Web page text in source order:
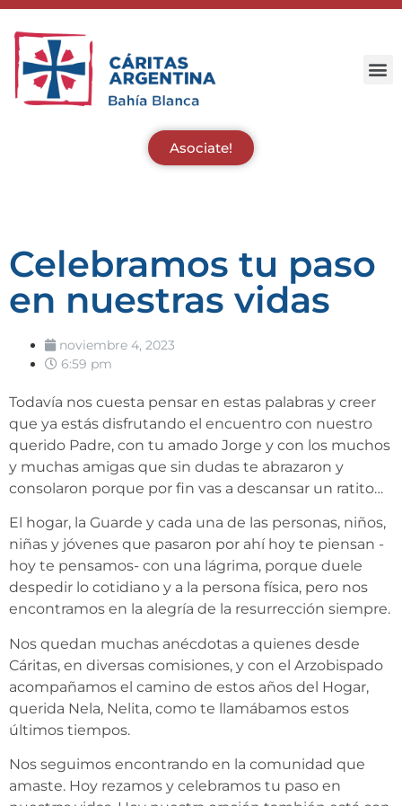
Asociate!
Celebramos tu paso
en nuestras vidas
noviembre 4, 2023
6:59 pm
Todavía nos cuesta pensar en estas palabras y creer
que ya estás disfrutando el encuentro con nuestro
querido Padre, con tu amado Jorge y con los muchos
y muchas amigas que sin dudas te abrazaron y
consolaron porque por fin vas a descansar un ratito…
El hogar, la Guarde y cada una de las personas, niños,
niñas y jóvenes que pasaron por ahí hoy te piensan -
hoy te pensamos- con una lágrima, porque duele
despedir lo cotidiano y a la persona física, pero nos
encontramos en la alegría de la resurrección siempre.
Nos quedan muchas anécdotas a quienes desde
Cáritas, en diversas comisiones, y con el Arzobispado
acompañamos el camino de estos años del Hogar,
querida Nela, Nelita, como te llamábamos estos
últimos tiempos.
Nos seguimos encontrando en la comunidad que
amaste. Hoy rezamos y celebramos tu paso en